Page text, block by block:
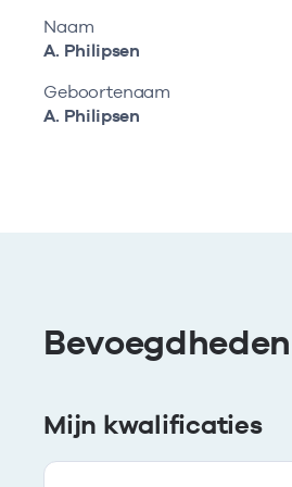
Naam
A. Philipsen
Geboortenaam
A. Philipsen
Bevoegdheden
Mijn kwalificaties